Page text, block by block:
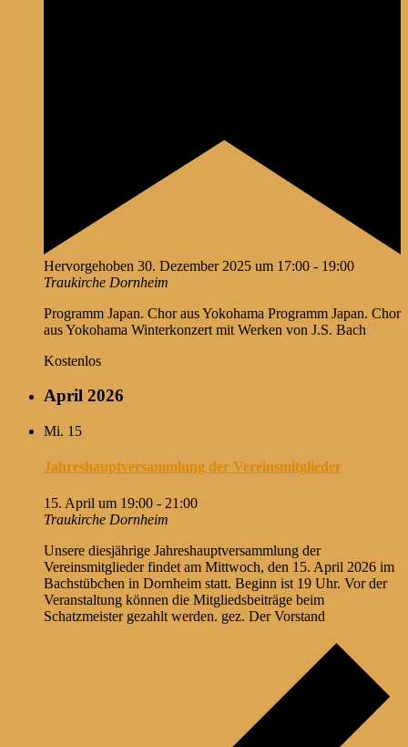
Hervorgehoben 30. Dezember 2025 um 17:00 - 19:00
Traukirche Dornheim
Programm Japan. Chor aus Yokohama Programm Japan. Chor
aus Yokohama Winterkonzert mit Werken von J.S. Bach
Kostenlos
April 2026
Mi. 15
Jahreshauptversammlung der Vereinsmitglieder
15. April um 19:00 - 21:00
Traukirche Dornheim
Unsere diesjährige Jahreshauptversammlung der
Vereinsmitglieder findet am Mittwoch, den 15. April 2026 im
Bachstübchen in Dornheim statt. Beginn ist 19 Uhr. Vor der
Veranstaltung können die Mitgliedsbeiträge beim
Schatzmeister gezahlt werden. gez. Der Vorstand